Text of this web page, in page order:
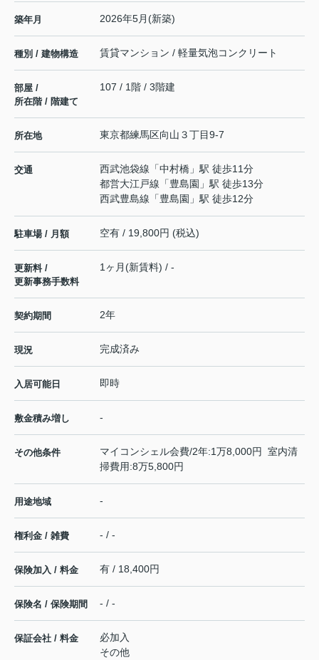
築年月 2026年5月(新築)
種別 / 建物構造 賃貸マンション / 軽量気泡コンクリート
部屋 /
所在階 / 階建て
107 / 1階 / 3階建
所在地 東京都練馬区向山 ３丁目9-7
交通 西武池袋線 「中村橋 」駅 徒歩11分
都営大江戸線 「豊島園 」駅 徒歩13分
西武豊島線 「豊島園 」駅 徒歩12分
駐車場 / 月額 空有 / 19,800円 (税込)
更新料 /
更新事務手数料
1ヶ月(新賃料) / -
契約期間 2年
現況 完成済み
入居可能日 即時
敷金積み増し -
その他条件
マイコンシェル会費/2年:1万8,000円 室内清
掃費用:8万5,800円
用途地域 -
権利金 / 雑費 - / -
保険加入 / 料金 有 / 18,400円
保険名 / 保険期間 - / -
保証会社 / 料金
必加入
その他